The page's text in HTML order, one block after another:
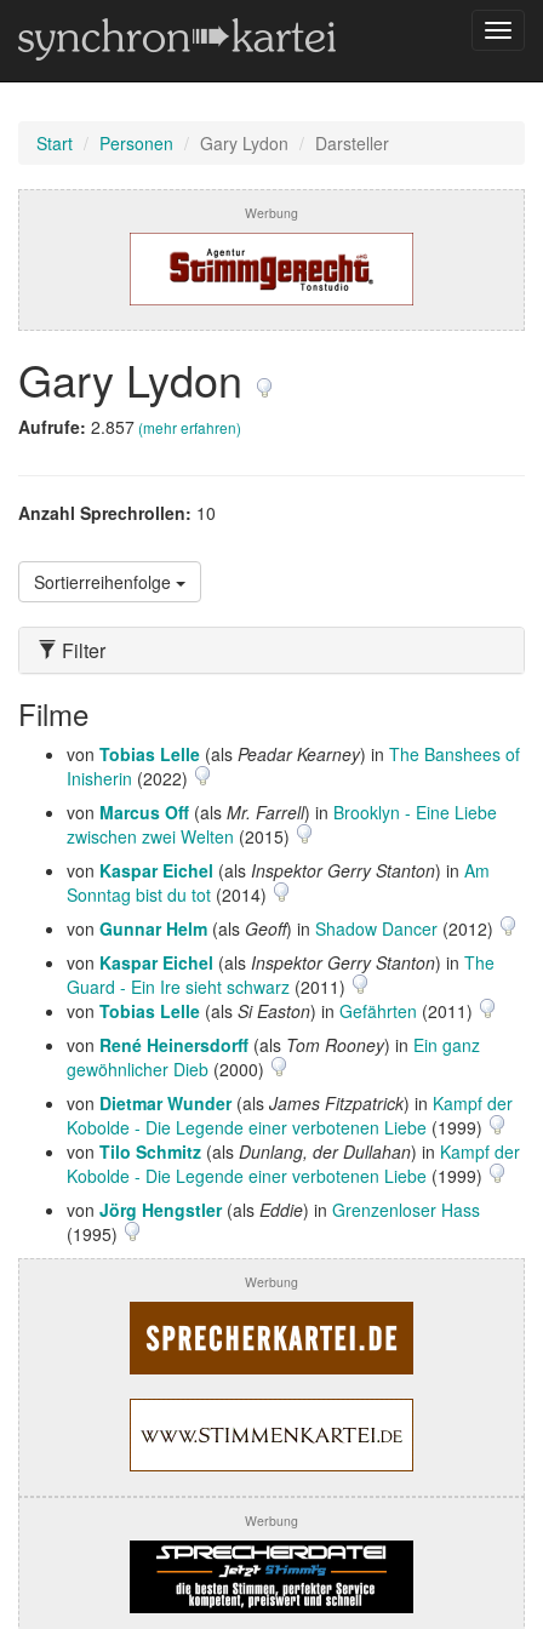
Start Personen Gary Lydon Darsteller
Werbung
Gary Lydon
Aufrufe: 2.857(mehr erfahren)
Anzahl Sprechrollen: 10
Sortierreihenfolge
Filter
Filme
von Tobias Lelle (als Peadar Kearney) in The Banshees of
Inisherin (2022)
von Marcus Off (als Mr. Farrell) in Brooklyn - Eine Liebe
zwischen zwei Welten (2015)
von Kaspar Eichel (als Inspektor Gerry Stanton) in Am
Sonntag bist du tot (2014)
von Gunnar Helm (als Geoff) in Shadow Dancer (2012)
von Kaspar Eichel (als Inspektor Gerry Stanton) in The
Guard - Ein Ire sieht schwarz (2011)
von Tobias Lelle (als Si Easton) in Gefährten (2011)
von René Heinersdorff (als Tom Rooney) in Ein ganz
gewöhnlicher Dieb (2000)
von Dietmar Wunder(als James Fitzpatrick) in Kampf der
Kobolde - Die Legende einer verbotenen Liebe (1999)
von Tilo Schmitz (als Dunlang, der Dullahan) in Kampf der
Kobolde - Die Legende einer verbotenen Liebe (1999)
von Jörg Hengstler(als Eddie) in Grenzenloser Hass
(1995)
Werbung
Werbung